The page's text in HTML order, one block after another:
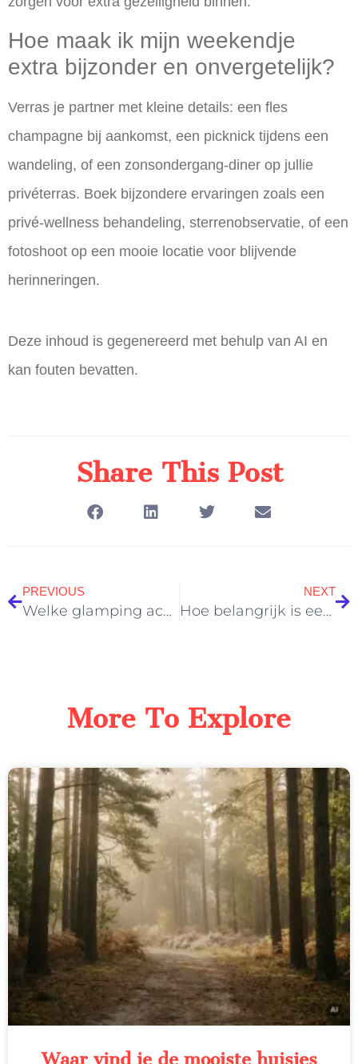
Hoe maak ik mijn weekendje
extra bijzonder en onvergetelijk?
Verras je partner met kleine details: een fles
champagne bij aankomst, een picknick tijdens een
wandeling, of een zonsondergang-diner op jullie
privéterras. Boek bijzondere ervaringen zoals een
privé-wellness behandeling, sterrenobservatie, of een
fotoshoot op een mooie locatie voor blijvende
herinneringen.
Deze inhoud is gegenereerd met behulp van AI en
kan fouten bevatten.
Share This Post
PREVIOUS
Welke glamping accommodaties zijn er op de Veluwe?
NEXT
Hoe belangrijk is een hottub voor een romantisch weekendje weg?
More To Explore